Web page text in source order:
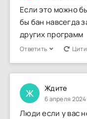
Если это можно
бы бан навсегда
других программ
Ответить
Ж Ждите
6 апреля 2024
Люди если у вас